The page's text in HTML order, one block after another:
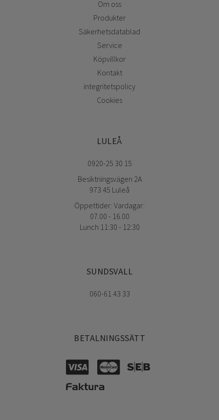
Om oss
Produkter
Säkerhetsdatablad
Service
Köpvillkor
Kontakt
integritetspolicy
Cookies
LULEÅ
0920-25 30 15
Besiktningsvägen 2A
973 45 Luleå
Öppettider: Vardagar:
07.00 - 16.00
Lunch 11:30 - 12:30
SUNDSVALL
060-61 43 33
BETALNINGSSÄTT